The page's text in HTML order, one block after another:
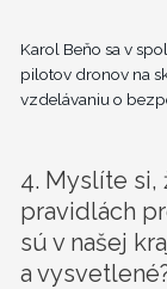
Karol Beňo sa v
pilotov dronov na
vzdelávaniu o
4. Myslíte
pravidlách
sú v našej
a